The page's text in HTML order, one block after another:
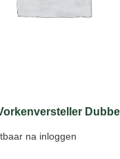
Dubbel
na inloggen